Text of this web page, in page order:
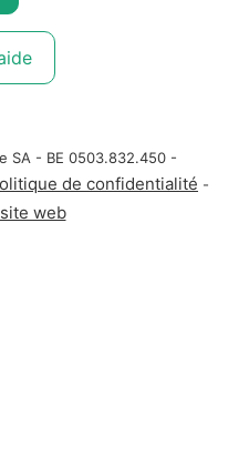
SA - BE 0503.832.450 -
de confidentialité -
web